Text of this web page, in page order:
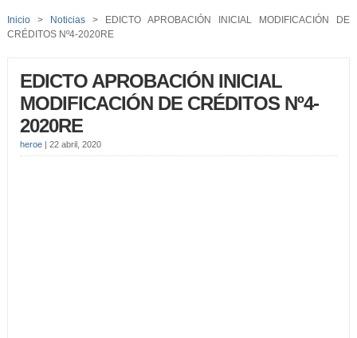
Inicio> Noticias> EDICTO APROBACIÓN INICIAL MODIFICACIÓN DE
CRÉDITOS Nº4-2020RE
EDICTO APROBACIÓN INICIAL
MODIFICACIÓN DE CRÉDITOS Nº4-
2020RE
heroe| 22 abril, 2020